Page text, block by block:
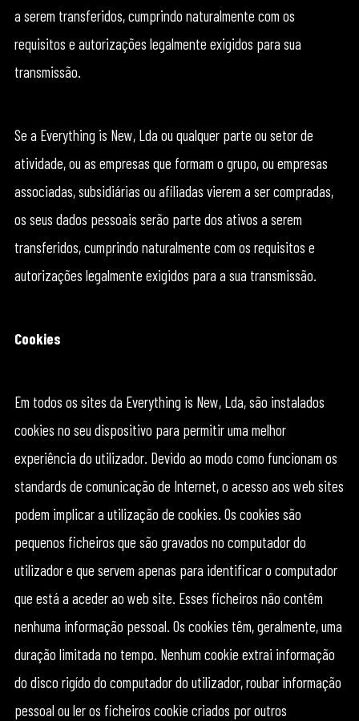
a serem transferidos, cumprindo naturalmente com os
requisitos e autorizações legalmente exigidos para sua
transmissão.
Se a Everything is New, Lda ou qualquer parte ou setor de
atividade, ou as empresas que formam o grupo, ou empresas
associadas, subsidiárias ou afiliadas vierem a ser compradas,
os seus dados pessoais serão parte dos ativos a serem
transferidos, cumprindo naturalmente com os requisitos e
autorizações legalmente exigidos para a sua transmissão.
Cookies
Em todos os sites da Everything is New, Lda, são instalados
cookies no seu dispositivo para permitir uma melhor
experiência do utilizador. Devido ao modo como funcionam os
standards de comunicação de Internet, o acesso aos web sites
podem implicar a utilização de cookies. Os cookies são
pequenos ficheiros que são gravados no computador do
utilizador e que servem apenas para identificar o computador
que está a aceder ao web site. Esses ficheiros não contêm
nenhuma informação pessoal. Os cookies têm, geralmente, uma
duração limitada no tempo. Nenhum cookie extrai informação
do disco rigído do computador do utilizador, roubar informação
pessoal ou ler os ficheiros cookie criados por outros